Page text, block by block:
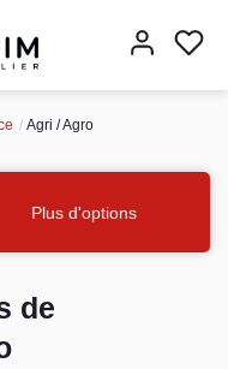
Agri / Agro
Plus d'options
de